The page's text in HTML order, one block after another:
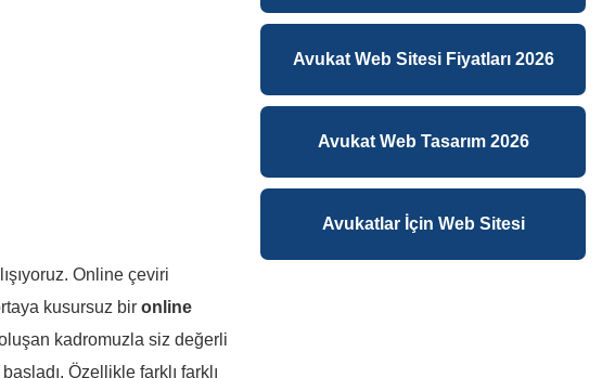
Online çeviri
kusursuz bir online
kadromuzla siz değerli
Özellikle farklı farklı
Avukat Web Sitesi Fiyatları 2026
Avukat Web Tasarım 2026
Avukatlar İçin Web Sitesi